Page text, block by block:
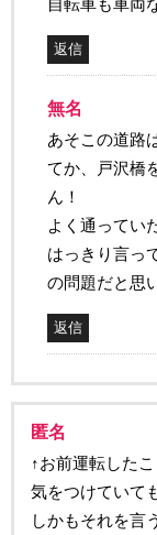
自転車も車両
返信
無名
あそこの道路
てか、戸沢橋
ん！
よく通ってい
はっきり言っ
の問題だと思
返信
匿名
↑お前運転した
気をつけていて
しかもそれを言